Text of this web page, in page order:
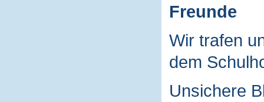
Freunde
Wir trafen
dem
Unsichere